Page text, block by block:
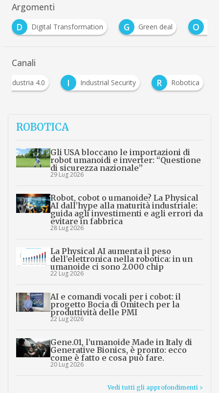
Argomenti
Transformation G Green deal O Open
Canali
Industria 4.0 I Industrial Security R Robotica
ROBOTICA
Gli USA bloccano le importazioni di
robot umanoidi e inverter: “Questione
di sicurezza nazionale”
29 Lug 2026
Robot, cobot o umanoide? La Physical
AI dall’hype alla maturità industriale:
guida agli investimenti e agli errori da
evitare in fabbrica
28 Lug 2026
La Physical AI aumenta il peso
dell’elettronica nella robotica: in un
umanoide ci sono 2.000 chip
22 Lug 2026
AI e comandi vocali per i cobot: il
progetto Bocia di Omitech per la
produttività delle PMI
22 Lug 2026
Gene.01, l’umanoide Made in Italy di
Generative Bionics, è pronto: ecco
come è fatto e cosa può fare.
20 Lug 2026
Vedi tutti gli approfondimenti >